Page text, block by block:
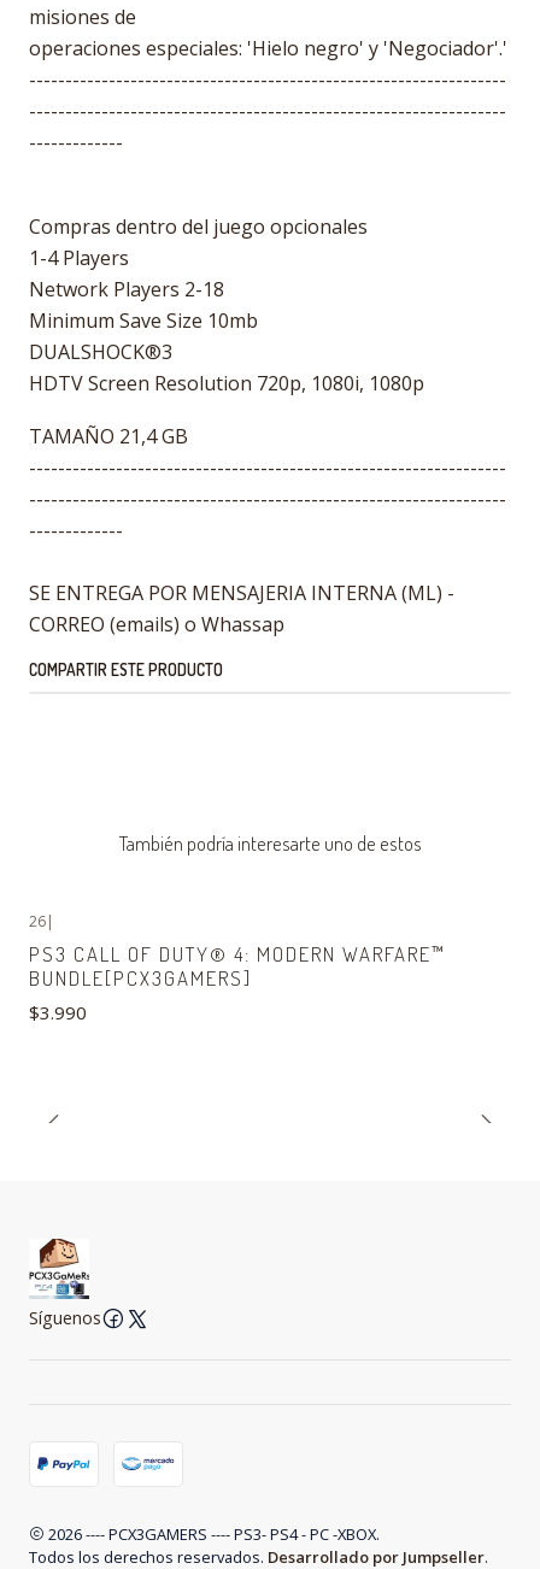
misiones de
operaciones especiales: 'Hielo negro' y 'Negociador'.'
------------------------------------------------------------------
------------------------------------------------------------------
-------------
Compras dentro del juego opcionales
1-4 Players
Network Players 2-18
Minimum Save Size 10mb
DUALSHOCK®3
HDTV Screen Resolution 720p, 1080i, 1080p
TAMAÑO 21,4 GB
------------------------------------------------------------------
------------------------------------------------------------------
-------------
SE ENTREGA POR MENSAJERIA INTERNA (ML) -
CORREO (emails) o Whassap
COMPARTIR ESTE PRODUCTO
También podría interesarte uno de estos
26|
PS3 CALL OF DUTY® 4: MODERN WARFARE™
BUNDLE[PCX3GAMERS]
$3.990
Síguenos
2026 ---- PCX3GAMERS ---- PS3- PS4 - PC -XBOX.
Todos los derechos reservados. Desarrollado por Jumpseller.